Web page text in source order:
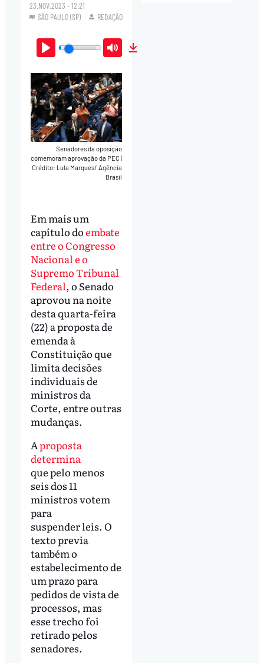
23.NOV.2023 - 12:21
SÃO PAULO (SP)
REDAÇÃO
Play Mute
Senadores da oposição
comemoram aprovação da PEC|
Crédito: Lula Marques/ Agência
Brasil
Em mais um
capítulo doembate
entre o Congresso
Nacional e o
Supremo Tribunal
Federal, o Senado
aprovou na noite
desta quarta-feira
(22) a proposta de
emenda à
Constituição que
limita decisões
individuais de
ministros da
Corte, entre outras
mudanças.
Aproposta
determina
que pelo menos
seis dos 11
ministros votem
para
suspender leis. O
texto previa
também o
estabelecimento de
um prazo para
pedidos de vista de
processos, mas
esse trecho foi
retirado pelos
senadores.